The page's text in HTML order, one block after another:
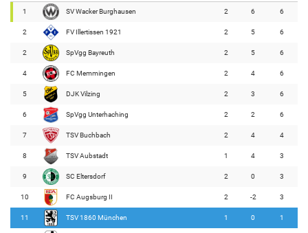
1 SV Wacker Burghausen 2 6 6
2 FV Illertissen 1921 2 5 6
2 SpVgg Bayreuth 2 5 6
4 FC Memmingen 2 4 6
5 DJK Vilzing 2 3 6
6 SpVgg Unterhaching 2 2 6
7 TSV Buchbach 2 4 4
8 TSV Aubstadt 1 4 3
9 SC Eltersdorf 2 0 3
10 FC Augsburg II 2 -2 3
11 TSV 1860 München 1 0 1